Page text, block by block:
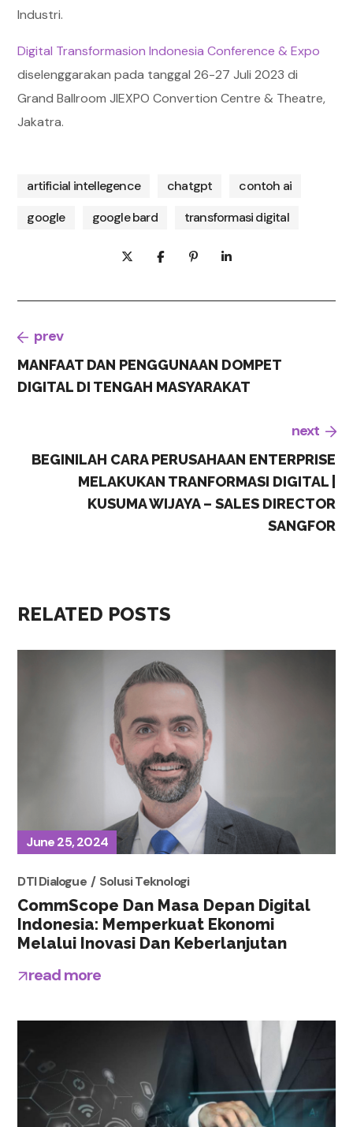
Industri.
Digital Transformasion Indonesia Conference & Expo
diselenggarakan pada tanggal 26-27 Juli 2023 di
Grand Ballroom JIEXPO Convertion Centre & Theatre,
Jakatra.
artificial intellegence chatgpt
contoh ai
google
google bard transformasi digital
prev
MANFAAT DAN PENGGUNAAN DOMPET
DIGITAL DI TENGAH MASYARAKAT
next
BEGINILAH CARA PERUSAHAAN ENTERPRISE
MELAKUKAN TRANFORMASI DIGITAL |
KUSUMA WIJAYA – SALES DIRECTOR
SANGFOR
RELATED POSTS
June 25, 2024
DTI Dialogue Solusi Teknologi
CommScope Dan Masa Depan Digital
Indonesia: Memperkuat Ekonomi
Melalui Inovasi Dan Keberlanjutan
read more